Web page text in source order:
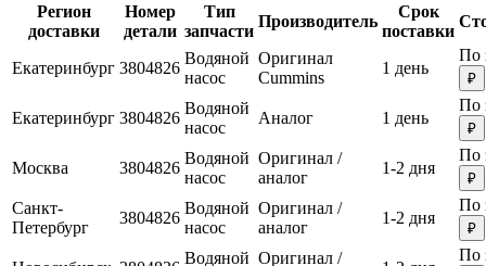
Регион
доставки
Номер
детали
Тип
запчасти
Производитель
Срок
поставки
Екатеринбург 3804826
Водяной
насос
Оригинал
Cummins
1 день
По
₽
Екатеринбург 3804826
Водяной
насос
Аналог 1 день
По
₽
Москва 3804826
Водяной
насос
Оригинал /
аналог
1-2 дня
По
₽
Санкт-
Петербург
3804826
Водяной
насос
Оригинал /
аналог
1-2 дня
По
₽
Водяной Оригинал /
По